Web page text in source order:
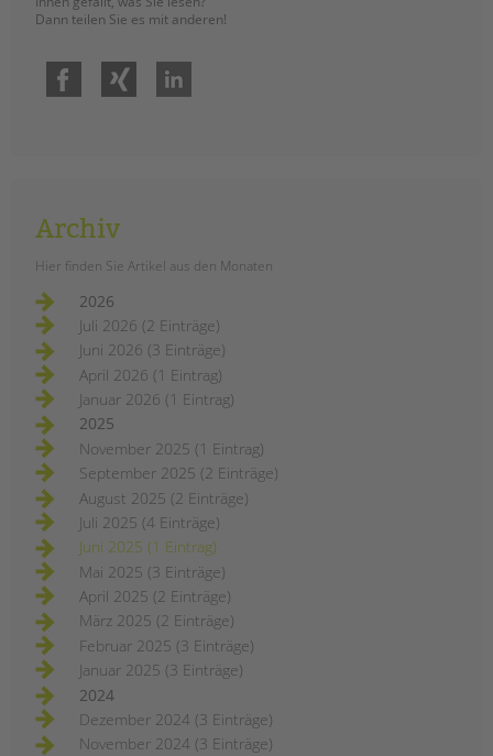
KONTAKT
Dann teilen Sie es mit anderen!
Facebook
Archiv
Hier finden Sie Artikel aus den Monaten
2026
Juli 2026 (2 Einträge)
Juni 2026 (3 Einträge)
April 2026 (1 Eintrag)
Januar 2026 (1 Eintrag)
2025
November 2025 (1 Eintrag)
September 2025 (2 Einträge)
August 2025 (2 Einträge)
Juli 2025 (4 Einträge)
Juni 2025 (1 Eintrag)
Mai 2025 (3 Einträge)
April 2025 (2 Einträge)
März 2025 (2 Einträge)
Februar 2025 (3 Einträge)
Januar 2025 (3 Einträge)
2024
Dezember 2024 (3 Einträge)
November 2024 (3 Einträge)